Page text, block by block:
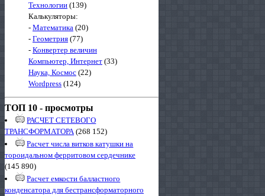
Технологии (139)
Калькуляторы:
- Математика (20)
- Геометрия (77)
- Конвертер величин
Компьютер, Интернет (33)
Наука, Космос (22)
Wordpress (124)
ТОП 10 - просмотры
РАСЧЕТ СЕТЕВОГО
ТРАНСФОРМАТОРА(268 152)
Расчет числа витков катушки на
тороидальном ферритовом сердечнике
(145 890)
Расчет емкости балластного
конденсатора для бестрансформаторного